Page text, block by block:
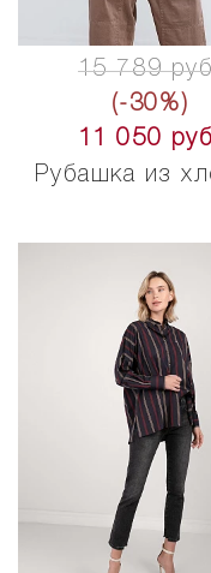
15 789
(-30%)
11 050
Рубашка из